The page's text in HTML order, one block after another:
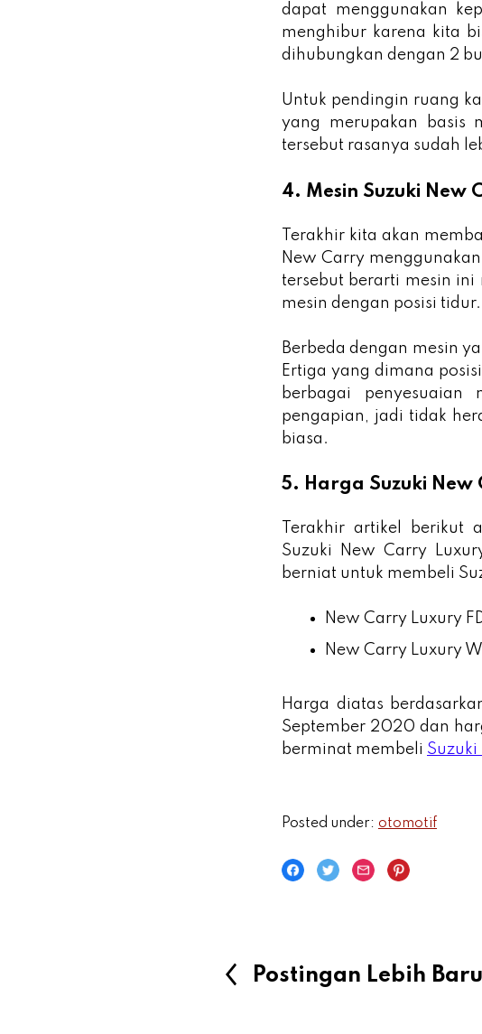
dapat menggunakan
menghibur karena kita
dihubungkan dengan 2
Untuk pendingin ruang
yang merupakan basis
tersebut rasanya sudah
4. Mesin Suzuki New
Terakhir kita akan
New Carry
tersebut berarti mesin ini
mesin dengan posisi tidur.
Berbeda dengan mesin
Ertiga yang dimana
berbagai
pengapian, jadi tidak
biasa.
5. Harga Suzuki New
Terakhir artikel berikut
Suzuki New Carry
berniat untuk membeli
New Carry Luxury
New Carry Luxury
Harga diatas
September 2020 dan
berminat membeli
Posted under: otomotif
Postingan Lebih Baru